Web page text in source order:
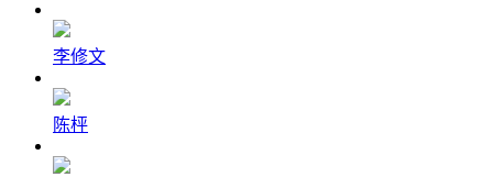
李修文
陈枰